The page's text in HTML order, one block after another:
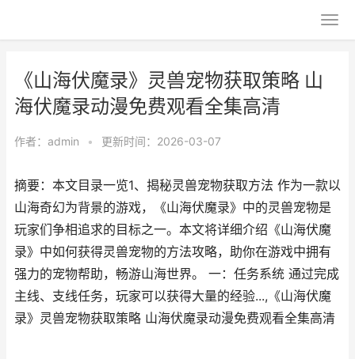
《山海伏魔录》灵兽宠物获取策略 山
海伏魔录动漫免费观看全集高清
作者： admin • 更新时间：2026-03-07
摘要：本文目录一览1、揭秘灵兽宠物获取方法 作为一款以
山海奇幻为背景的游戏，《山海伏魔录》中的灵兽宠物是
玩家们争相追求的目标之一。本文将详细介绍《山海伏魔
录》中如何获得灵兽宠物的方法攻略，助你在游戏中拥有
强力的宠物帮助，畅游山海世界。 一：任务系统 通过完成
主线、支线任务，玩家可以获得大量的经验...,《山海伏魔
录》灵兽宠物获取策略 山海伏魔录动漫免费观看全集高清